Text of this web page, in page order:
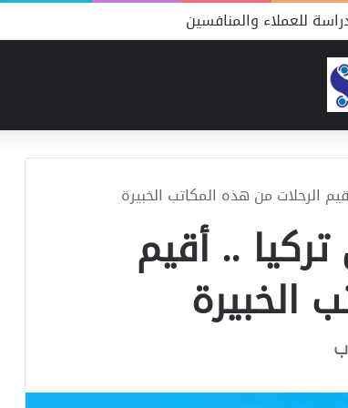
والموارد ونسبة النجاح
الرحلات من هذه المكاتب الخبيرة
.. أقيم
الخبيرة